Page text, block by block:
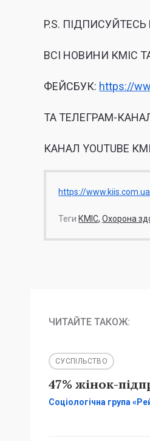
P.S.
ВСІ НОВИНИ КМІС
ФЕЙСБУК: https://
ТА ТЕЛЕГРАМ-
КАНАЛ YOUTUBE
https://
Теги КМІС Охорона
ЧИТАЙТЕ ТАКОЖ:
СУСПІЛЬСТВО
47% жінок-
Соціологічна група